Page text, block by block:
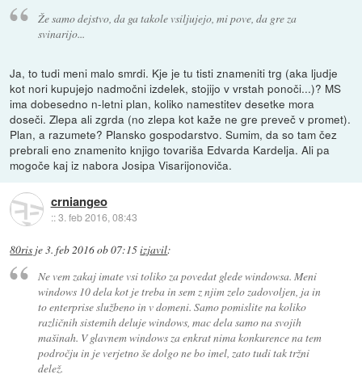
Že samo dejstvo, da ga takole vsiljujejo, mi pove, da gre za
svinarijo...
Ja, to tudi meni malo smrdi. Kje je tu tisti znameniti trg (aka ljudje
kot nori kupujejo nadmočni izdelek, stojijo v vrstah ponoči...)? MS
ima dobesedno n-letni plan, koliko namestitev desetke mora
doseči. Zlepa ali zgrda (no zlepa kot kaže ne gre preveč v promet).
Plan, a razumete? Plansko gospodarstvo. Sumim, da so tam čez
prebrali eno znamenito knjigo tovariša Edvarda Kardelja. Ali pa
mogoče kaj iz nabora Josipa Visarijonoviča.
crniangeo
::3. feb 2016, 08:43
80ris je3. feb 2016 ob 07:15izjavil:
Ne vem zakaj imate vsi toliko za povedat glede windowsa. Meni
windows 10 dela kot je treba in sem z njim zelo zadovoljen, ja in
to enterprise službeno in v domeni. Samo pomislite na koliko
različnih sistemih deluje windows, mac dela samo na svojih
mašinah. V glavnem windows za enkrat nima konkurence na tem
področju in je verjetno še dolgo ne bo imel, zato tudi tak tržni
delež.